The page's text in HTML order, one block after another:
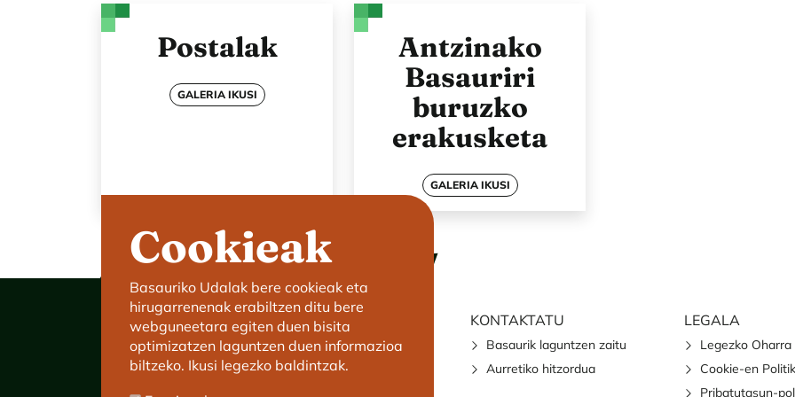
Postalak
GALERIA IKUSI
Antzinako
Basauriri
buruzko
erakusketa
GALERIA IKUSI
Cookieak
Basauriko Udalak bere cookieak eta
hirugarrenenak erabiltzen ditu bere
webguneetara egiten duen bisita
optimizatzen laguntzen duen informazioa
biltzeko. Ikusi legezko baldintzak.
KONTAKTATU
Basaurik laguntzen zaitu
Aurretiko hitzordua
LEGALA
Legezko Oharra
Cookie-en
Pribatutasun-